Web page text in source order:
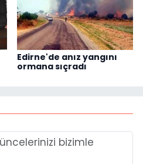
Edirne'de anız yangını
ormana sıçradı